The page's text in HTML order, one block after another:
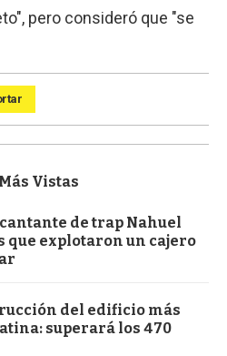
pero consideró que "se
Vistas
de trap Nahuel
que explotaron un cajero
del edificio más
superará los 470